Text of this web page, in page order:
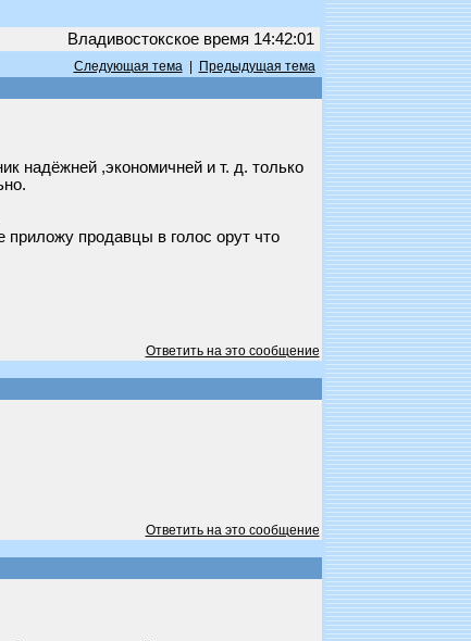
Владивостокское время 14:42:01
Следующая тема|
Предыдущая тема
надёжней ,экономичней и т. д. только
приложу продавцы в голос орут что
Ответить на это сообщение
Ответить на это сообщение